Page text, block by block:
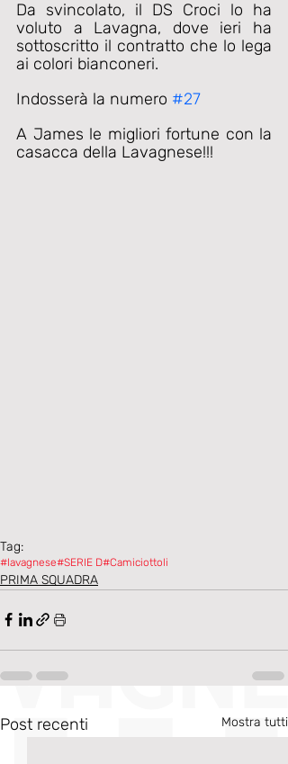
Da svincolato, il DS Croci lo ha
voluto a Lavagna, dove ieri ha
sottoscritto il contratto che lo lega
ai colori bianconeri.
Indosserà la numero #27
A James le migliori fortune con la
casacca della Lavagnese!!!
Tag:
#lavagnese#SERIE D#Camiciottoli
PRIMA SQUADRA
Post recenti Mostra tutti